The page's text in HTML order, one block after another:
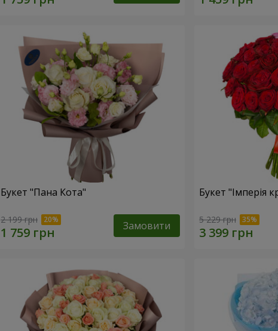
Букет "Пана Кота"
2 199 грн Замовити
Букет "Імперія
5 229 грн